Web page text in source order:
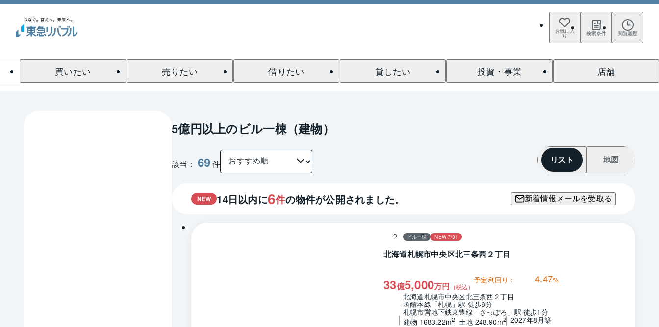
お気に入
り 検索条件 閲覧履歴
買いたい 売りたい 借りたい 貸したい 投資・事業 店舗
5億円以上のビル一棟（建物）
該当： 69件 リスト 地図
NEW 14日以内に6件の物件が公開されました。 新着情報メールを受取る
ビル一棟 NEW 7/31
北海道札幌市中央区北三条西２丁目
33億5,000万円 （税込）
予定利回り： 4.47%
北海道札幌市中央区北三条西２丁目
函館本線「札幌」駅 徒歩6分
札幌市営地下鉄東豊線「さっぽろ」駅 徒歩1分
建物 1683.22m2 土地 248.90m2 2027年8月築